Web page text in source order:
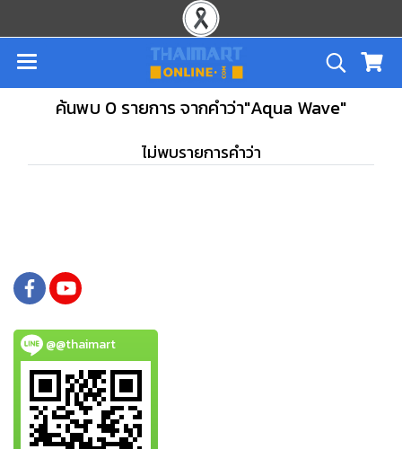
ค้นพบ 0 รายการ จากคำว่า"Aqua Wave"
ไม่พบรายการคำว่า
@@thaimart